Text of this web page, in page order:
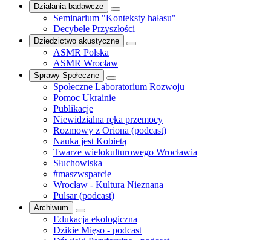
Działania badawcze
Seminarium "Konteksty hałasu"
Decybele Przyszłości
Dziedzictwo akustyczne
ASMR Polska
ASMR Wrocław
Sprawy Społeczne
Społeczne Laboratorium Rozwoju
Pomoc Ukrainie
Publikacje
Niewidzialna ręka przemocy
Rozmowy z Oriona (podcast)
Nauka jest Kobietą
Twarze wielokulturowego Wrocławia
Słuchowiska
#maszwsparcie
Wrocław - Kultura Nieznana
Pulsar (podcast)
Archiwum
Edukacja ekologiczna
Dzikie Mięso - podcast